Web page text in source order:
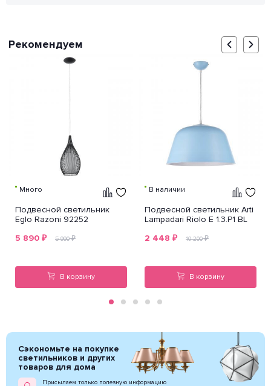
Рекомендуем
Много
Подвесной светильник
Eglo Razoni 92252
5 890 ₽ 5 990₽
В корзину
В наличии
Подвесной светильник Arti
Lampadari Riolo E 1.3.P1 BL
2 448 ₽ 10 200₽
В корзину
Сэкономьте на покупке
светильников и других
товаров для дома
Присылаем только полезную информацию